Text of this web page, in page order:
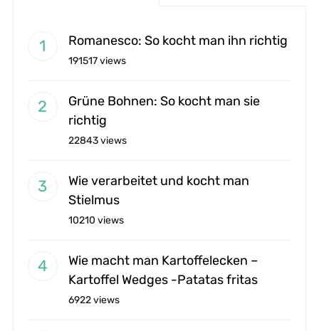
Romanesco: So kocht man ihn richtig
191517 views
Grüne Bohnen: So kocht man sie
richtig
22843 views
Wie verarbeitet und kocht man
Stielmus
10210 views
Wie macht man Kartoffelecken –
Kartoffel Wedges -Patatas fritas
6922 views